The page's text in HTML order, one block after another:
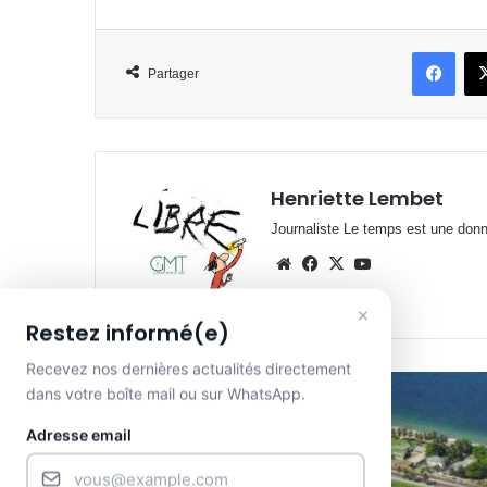
Partager
Henriette Lembet
Journaliste Le temps est une
WebsiteFacebook
X
×
Restez informé(e)
Recevez nos dernières actualités directement
dans votre boîte mail ou sur WhatsApp.
Adresse email